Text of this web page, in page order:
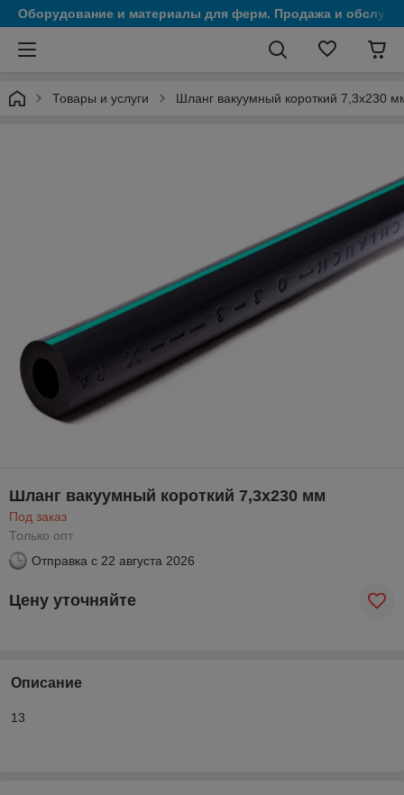
Оборудование и материалы для ферм. Продажа и
Товары и услуги Шланг вакуумный короткий 7,3х230
Шланг вакуумный короткий 7,3х230 мм
Под заказ
Только опт
Отправка с 22 августа 2026
Цену уточняйте
Описание
13